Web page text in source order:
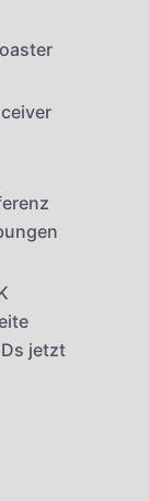
jetzt